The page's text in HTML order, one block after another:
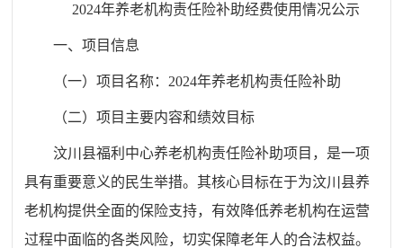
2024年养老机构责任险补助经费使用情况公示
一、项目信息
（一）项目名称：2024年养老机构责任险补助
（二）项目主要内容和绩效目标
汶川县福利中心养老机构责任险补助项目，是一项
具有重要意义的民生举措。其核心目标在于为汶川县养
老机构提供全面的保险支持，有效降低养老机构在运营
过程中面临的各类风险，切实保障老年人的合法权益。